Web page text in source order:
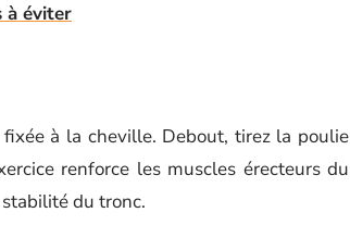
à éviter
à la cheville. Debout, tirez la poulie
renforce les muscles érecteurs du
du tronc.